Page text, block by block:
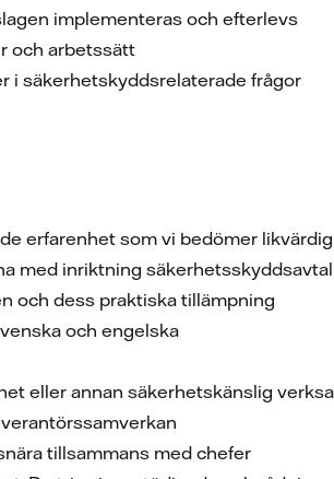
implementeras och efterlevs
och arbetssätt
i säkerhetskyddsrelaterade frågor
erfarenhet som vi bedömer likvärdig
med inriktning säkerhetsskyddsavtal
och dess praktiska tillämpning
och engelska
eller annan säkerhetskänslig
tillsammans med chefer